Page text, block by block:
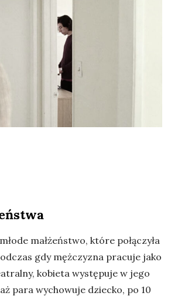
małżeństwo, które połączyła
gdy mężczyzna pracuje jako
kobieta występuje w jego
para wychowuje dziecko, po 10